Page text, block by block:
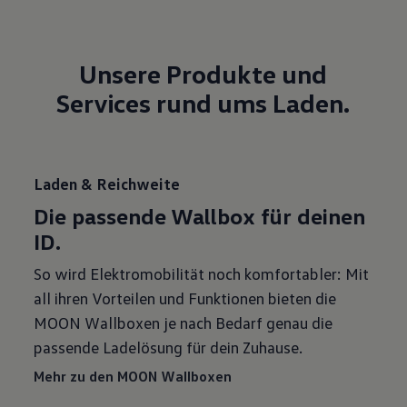
Unsere Produkte und
Services rund ums Laden.
Laden & Reichweite
Die passende Wallbox für deinen
ID.
So wird Elektromobilität noch komfortabler: Mit
all ihren Vorteilen und Funktionen bieten die
MOON Wallboxen je nach Bedarf genau die
passende Ladelösung für dein Zuhause.
Mehr zu den MOON Wallboxen